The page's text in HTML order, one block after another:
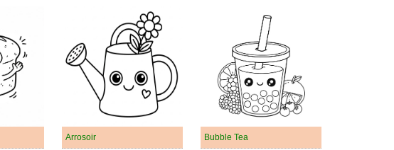
Arrosoir Bubble Tea